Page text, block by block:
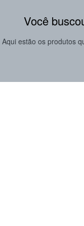
Você
Aqui estão os produtos